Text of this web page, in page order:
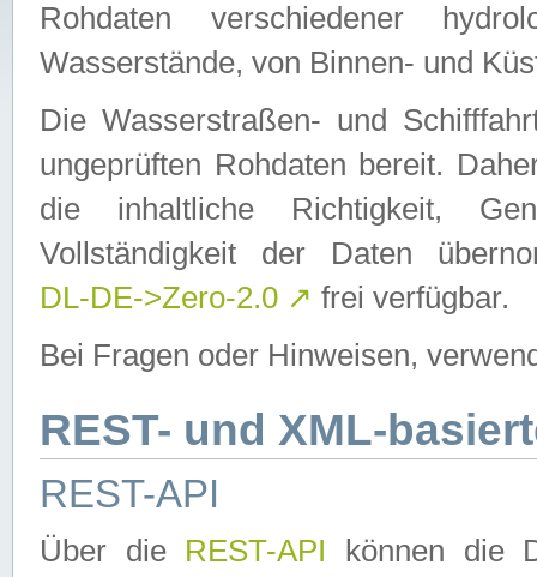
Rohdaten verschiedener
Wasserstände, von Binnen- und
Die Wasserstraßen- und
ungeprüften Rohdaten bereit.
die inhaltliche Richtigkeit,
Vollständigkeit der Daten
DL-DE->Zero-2.0 ↗ frei verfügbar.
Bei Fragen oder Hinweisen,
REST- und XML-
REST-API
Über die REST-API können die